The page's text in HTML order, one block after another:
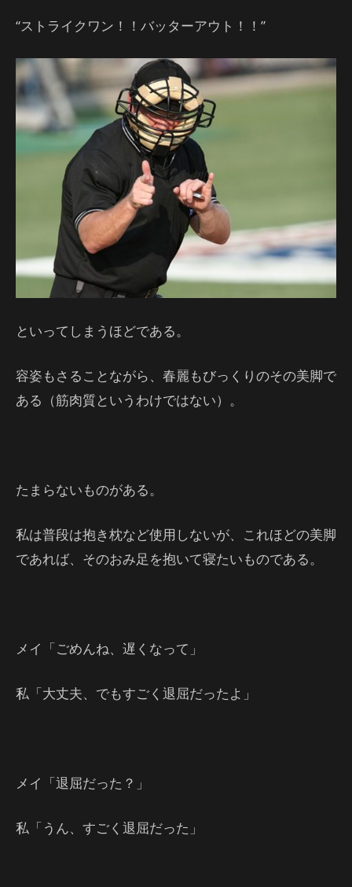
“ストライクワン！！バッターアウト！！”
といってしまうほどである。
容姿もさることながら、春麗もびっくりのその美脚で
ある（筋肉質というわけではない）。
たまらないものがある。
私は普段は抱き枕など使用しないが、これほどの美脚
であれば、そのおみ足を抱いて寝たいものである。
メイ「ごめんね、遅くなって」
私「大丈夫、でもすごく退屈だったよ」
メイ「退屈だった？」
私「うん、すごく退屈だった」